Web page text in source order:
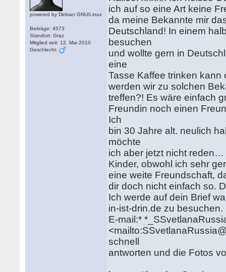
powered by Debian GNU/Linux
Beiträge: 4573
Standort: Graz
Mitglied seit: 12. Mai 2010
Geschlecht:
ich auf so eine Art keine
da meine Bekannte mir
Deutschland! In einem
besuchen
und wollte gern in
eine
Tasse Kaffee trinken
werden wir zu solchen
treffen?! Es wäre einfach
Freundin noch einen
Ich
bin 30 Jahre alt. neulich
möchte
ich aber jetzt nicht
Kinder, obwohl ich sehr
eine weite Freundschaft,
dir doch nicht einfach so.
Ich werde auf dein Brief
in-ist-drin.de zu
E-mail:*
schnell
antworten und die Fotos